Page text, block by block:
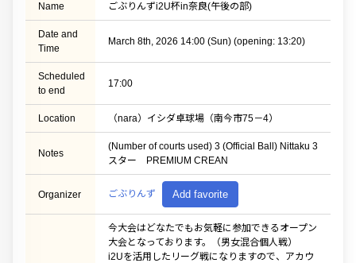
Name ごぶりんずi2U杯in奈良(午後の部)
Date and
Time
March 8th, 2026 14:00 (Sun) (opening: 13:20)
Scheduled
to end
17:00
Location （nara）イシダ卓球場（南今市75－4）
Notes
(Number of courts used) 3 (Official Ball) Nittaku 3
スター PREMIUM CREAN
Organizer ごぶりんず Add favorite
今大会はどなたでもお気軽に参加できるオープン
大会となっております。（男女混合個人戦）
i2Uを活用したリーグ戦になりますので、アカウ